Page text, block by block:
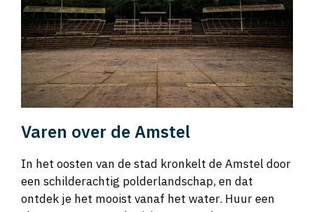
Varen over de Amstel
In het oosten van de stad kronkelt de Amstel door
een schilderachtig polderlandschap, en dat
ontdek je het mooist vanaf het water. Huur een